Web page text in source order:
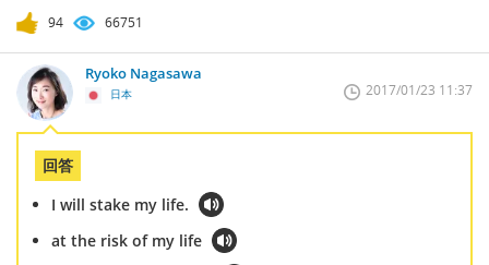
94 66751
Ryoko Nagasawa
日本 2017/01/23 11:37
回答
I will stake my life.
at the risk of my life